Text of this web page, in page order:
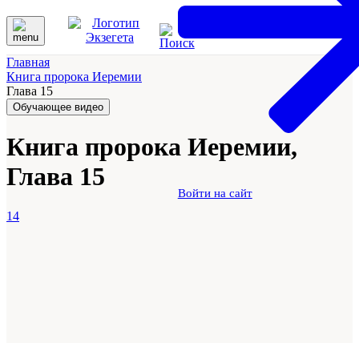
Войти на сайт
Главная
Книга пророка Иеремии
Глава 15
Обучающее видео
Книга пророка Иеремии,
Глава 15
14